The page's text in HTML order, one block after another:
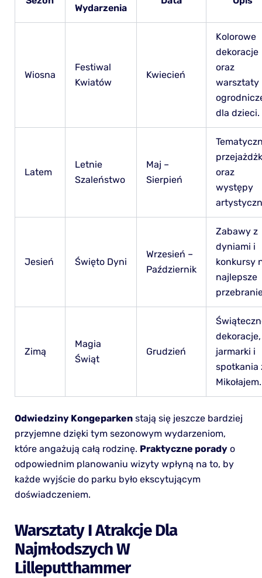
Wydarzenia
Wiosna
Festiwal
Kwiatów
Kwiecień
Kolorowe
dekoracje
oraz
warsztaty
dla dzieci.
Latem
Letnie
Szaleństwo
Maj –
Sierpień
oraz
występy
Jesień Święto Dyni
Wrzesień –
Październik
Zabawy z
dyniami i
konkursy
najlepsze
Zimą
Magia
Świąt
Grudzień
dekoracje,
jarmarki i
spotkania
Mikołajem.
Odwiedziny Kongeparkenstają się jeszcze bardziej
przyjemne dzięki tym sezonowym wydarzeniom,
które angażują całą rodzinę. Praktyczne poradyo
odpowiednim planowaniu wizyty wpłyną na to, by
każde wyjście do parku było ekscytującym
doświadczeniem.
Warsztaty I Atrakcje Dla
Najmłodszych W
Lilleputthammer